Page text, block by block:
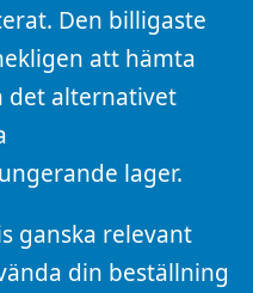
Den billigaste
att hämta
det alternativet
lager.
ganska relevant
din beställning